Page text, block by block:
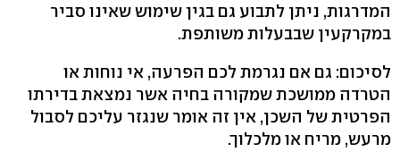
המדרגות, ניתן לתבוע גם בגין שימוש שאינו סביר
במקרקעין שבבעלות משותפת.
לסיכום: גם אם נגרמת לכם הפרעה, אי נוחות או
הטרדה ממושכת שמקורה בחיה אשר נמצאת בדירתו
הפרטית של השכן, אין זה אומר שנגזר עליכם לסבול
מרעש, מריח או מלכלוך.